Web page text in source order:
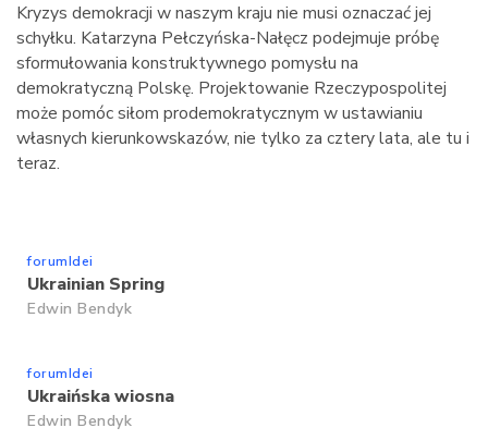
Kryzys demokracji w naszym kraju nie musi oznaczać jej
schyłku. Katarzyna Pełczyńska-Nałęcz podejmuje próbę
sformułowania konstruktywnego pomysłu na
demokratyczną Polskę. Projektowanie Rzeczypospolitej
może pomóc siłom prodemokratycznym w ustawianiu
własnych kierunkowskazów, nie tylko za cztery lata, ale tu i
teraz.
forumIdei
Ukrainian Spring
Edwin Bendyk
forumIdei
Ukraińska wiosna
Edwin Bendyk